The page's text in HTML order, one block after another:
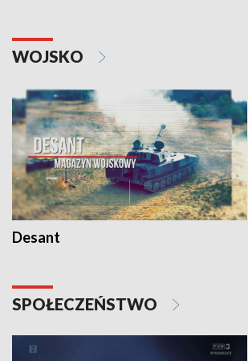
WOJSKO
Desant
SPOŁECZEŃSTWO